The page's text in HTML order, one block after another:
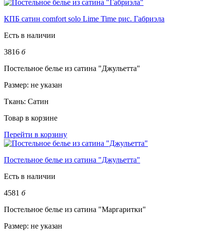
КПБ сатин comfort solo Lime Time рис. Габриэла
Есть в наличии
3816 б
Постельное белье из сатина "Джульетта"
Размер: не указан
Ткань: Сатин
Товар в корзине
Перейти в корзину
Постельное белье из сатина "Джульетта"
Есть в наличии
4581 б
Постельное белье из сатина "Маргаритки"
Размер: не указан